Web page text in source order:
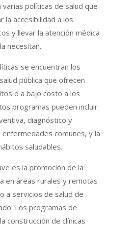
varias políticas de salud que
la accesibilidad a los
y llevar la atención médica
necesitan.
se encuentran los
pública que ofrecen
o a bajo costo a los
programas pueden incluir
diagnóstico y
comunes, y la
saludables.
es la promoción de la
en áreas rurales y remotas
a servicios de salud de
Los programas de
construcción de clínicas